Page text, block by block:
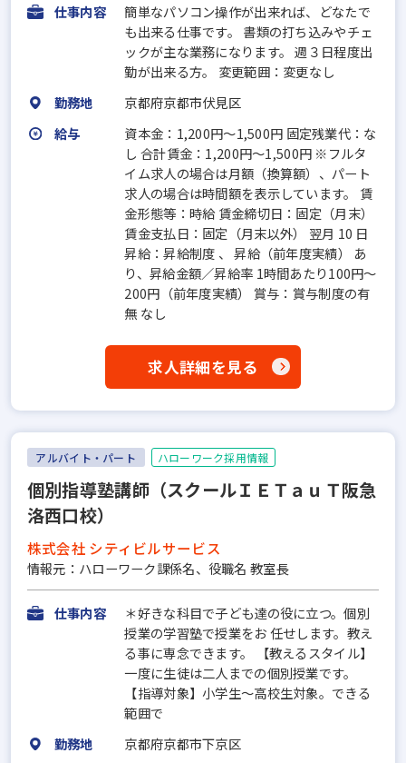
仕事内容
簡単なパソコン操作が出来れば、どなたで
も出来る仕事です。 書類の打ち込みやチェ
ックが主な業務になります。 週３日程度出
勤が出来る方。 変更範囲：変更なし
勤務地
京都府京都市伏見区
給与
資本金：1,200円〜1,500円 固定残業代：な
し 合計賃金：1,200円～1,500円 ※フルタ
イム求人の場合は月額（換算額）、パート
求人の場合は時間額を表示しています。 賃
金形態等：時給 賃金締切日：固定（月末）
賃金支払日：固定（月末以外） 翌月 10 日
昇給：昇給制度 、 昇給（前年度実績） あ
り、昇給金額／昇給率 1時間あたり100円～
200円（前年度実績） 賞与：賞与制度の有
無 なし
求人詳細を見る
アルバイト・パート ハローワーク採用情報
個別指導塾講師（スクールＩＥＴａｕＴ阪急
洛西口校）
株式会社 シティビルサービス
情報元：ハローワーク課係名、役職名 教室長
仕事内容
＊好きな科目で子ども達の役に立つ。個別
授業の学習塾で授業をお 任せします。教え
る事に専念できます。 【教えるスタイル】
一度に生徒は二人までの個別授業です。
【指導対象】小学生～高校生対象。できる
範囲で
勤務地
京都府京都市下京区